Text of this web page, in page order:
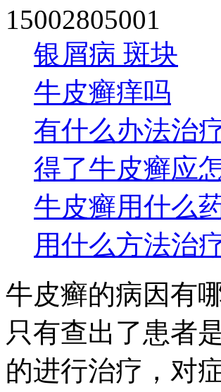
15002805001
银屑病 斑块
牛皮癣痒吗
有什么办法治
得了牛皮癣应
牛皮癣用什么
用什么方法治
牛皮癣的病因有
只有查出了患者
的进行治疗，对